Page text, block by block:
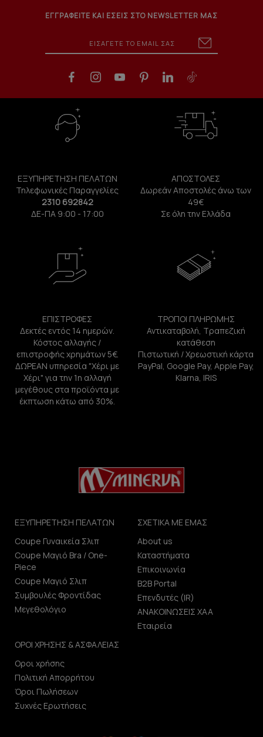
ΕΓΓΡΑΦΕΙΤΕ ΚΑΙ ΕΣΕΙΣ ΣΤΟ NEWSLETTER ΜΑΣ
ΕΞΥΠΗΡΕΤΗΣΗ ΠΕΛΑΤΩΝ
Τηλεφωνικές Παραγγελίες
2310 692842
ΔΕ-ΠΑ 9:00 - 17:00
ΑΠΟΣΤΟΛΕΣ
Δωρεάν Αποστολές άνω των
49€
Σε όλη την Ελλάδα
ΕΠΙΣΤΡΟΦΕΣ
Δεκτές εντός 14 ημερών.
Κόστος αλλαγής /
επιστροφής χρημάτων 5€.
ΔΩΡΕΑΝ υπηρεσία "Χέρι με
Χέρι" για την 1η αλλαγή
μεγέθους στα προϊόντα με
έκπτωση κάτω από 30%.
ΤΡΟΠΟΙ ΠΛΗΡΩΜΗΣ
Αντικαταβολή, Τραπεζική
κατάθεση
Πιστωτική / Χρεωστική κάρτα
PayPal, Google Pay, Apple Pay,
Klarna, IRIS
ΕΞΥΠΗΡΕΤΗΣΗ ΠΕΛΑΤΩΝ
Coupe Γυναικεία Σλιπ
Coupe Μαγιό Bra / One-
Piece
Coupe Μαγιό Σλιπ
Συμβουλές Φροντίδας
Μεγεθολόγιο
ΣΧΕΤΙΚΑ ΜΕ ΕΜΑΣ
About us
Καταστήματα
Επικοινωνία
B2B Portal
Επενδυτές (IR)
ΑΝΑΚΟΙΝΩΣΕΙΣ ΧΑΑ
Εταιρεία
ΟΡΟΙ ΧΡΗΣΗΣ & ΑΣΦΑΛΕΙΑΣ
Οροι χρήσης
Πολιτική Απορρήτου
Όροι Πωλήσεων
Συχνές Ερωτήσεις